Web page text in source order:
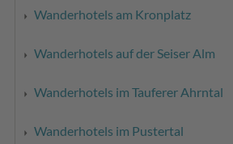
Wanderhotels am Kronplatz
Wanderhotels auf der Seiser Alm
Wanderhotels im Tauferer Ahrntal
Wanderhotels im Pustertal